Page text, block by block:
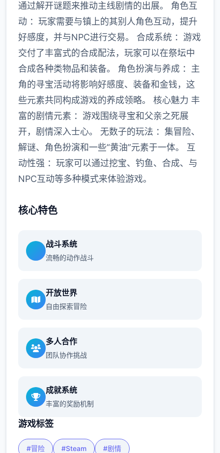
通过解开谜题来推动主线剧情的出展。 角色互
动 ：玩家需要与镇上的其别人角色互动，提升
好感度，并与NPC进行交易。 合成系统 ：游戏
交付了丰富式的合成配法，玩家可以在祭坛中
合成各种类物品和装备。 角色扮演与养成 ：主
角的寻宝活动将影响好感度、装备和金钱，这
些元素共同构成游戏的养成领略。 核心魅力 丰
富的剧情元素 ：游戏围绕寻宝和父亲之死展
开，剧情深入士心。 无数子的玩法 ：集冒险、
解谜、角色扮演和一些“黄油”元素于一体。 互
动性强 ：玩家可以通过挖宝、钓鱼、合成、与
NPC互动等多种模式来体验游戏。
核心特色
战斗系统
流畅的动作战斗
开放世界
自由探索冒险
多人合作
团队协作挑战
成就系统
丰富的奖励机制
游戏标签
#冒险 #Steam #剧情